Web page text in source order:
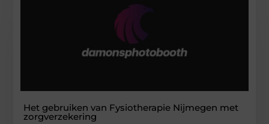
Het gebruiken van Fysiotherapie Nijmegen met
zorgverzekering